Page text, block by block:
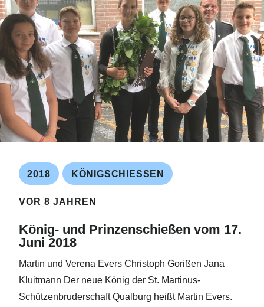
2018 KÖNIGSCHIESSEN
VOR 8 JAHREN
König- und Prinzenschießen vom 17.
Juni 2018
Martin und Verena Evers Christoph Gorißen Jana
Kluitmann Der neue König der St. Martinus-
Schützenbruderschaft Qualburg heißt Martin Evers.